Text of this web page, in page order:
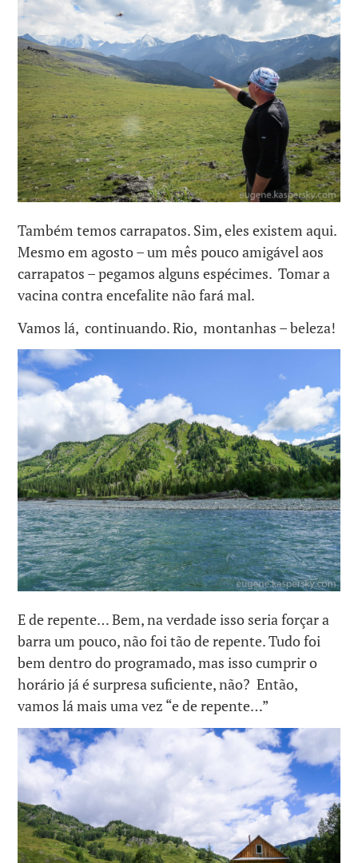
Também temos carrapatos. Sim, eles existem aqui.
Mesmo em agosto – um mês pouco amigável aos
carrapatos – pegamos alguns espécimes. Tomar a
vacina contra encefalite não fará mal.
Vamos lá, continuando. Rio, montanhas – beleza!
E de repente… Bem, na verdade isso seria forçar a
barra um pouco, não foi tão de repente. Tudo foi
bem dentro do programado, mas isso cumprir o
horário já é surpresa suficiente, não? Então,
vamos lá mais uma vez “e de repente…”